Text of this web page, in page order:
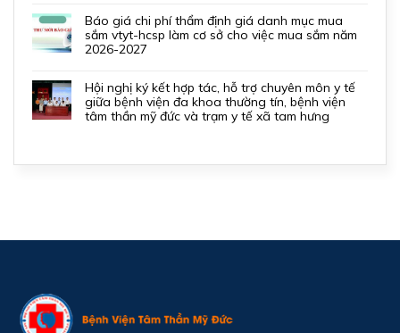
báo giá chi phí thẩm định giá danh mục mua
sắm vtyt-hcsp làm cơ sở cho việc mua sắm năm
2026-2027
hội nghị ký kết hợp tác, hỗ trợ chuyên môn y tế
giữa bệnh viện đa khoa thường tín, bệnh viện
tâm thần mỹ đức và trạm y tế xã tam hưng